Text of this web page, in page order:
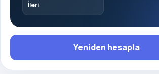
İleri
Yeniden hesapla